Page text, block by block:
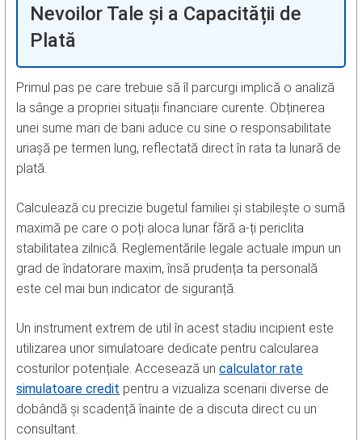
Nevoilor Tale și a Capacității de
Plată
Primul pas pe care trebuie să îl parcurgi implică o analiză
la sânge a propriei situații financiare curente. Obținerea
unei sume mari de bani aduce cu sine o responsabilitate
uriașă pe termen lung, reflectată direct în rata ta lunară de
plată.
Calculează cu precizie bugetul familiei și stabilește o sumă
maximă pe care o poți aloca lunar fără a-ți periclita
stabilitatea zilnică. Reglementările legale actuale impun un
grad de îndatorare maxim, însă prudența ta personală
este cel mai bun indicator de siguranță.
Un instrument extrem de util în acest stadiu incipient este
utilizarea unor simulatoare dedicate pentru calcularea
costurilor potențiale. Accesează uncalculator rate
simulatoare credit pentru a vizualiza scenarii diverse de
dobândă și scadență înainte de a discuta direct cu un
consultant.